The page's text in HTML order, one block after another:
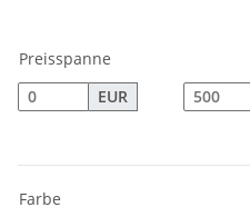
Preisspanne
EUR
Farbe